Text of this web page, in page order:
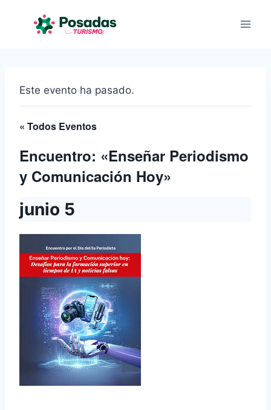
Este evento ha pasado.
« Todos Eventos
Encuentro: «Enseñar Periodismo
y Comunicación Hoy»
junio 5